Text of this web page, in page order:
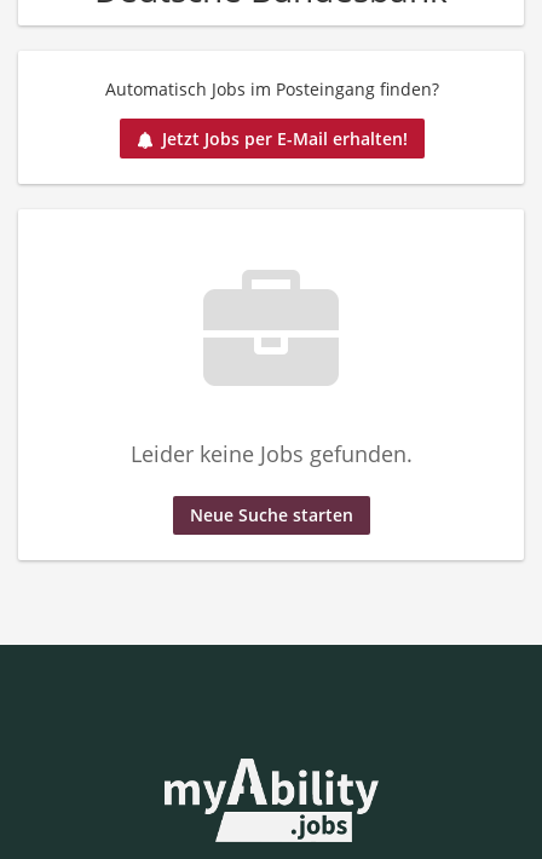
Automatisch Jobs im Posteingang finden?
Jetzt Jobs per E-Mail erhalten!
Leider keine Jobs gefunden.
Neue Suche starten